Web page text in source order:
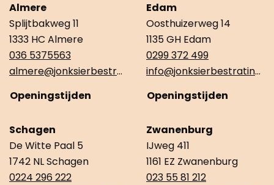
Almere
Splijtbakweg 11
1333 HC Almere
036 5375563
almere@jonksierbestrating.nl
Openingstijden
Edam
Oosthuizerweg 14
1135 GH Edam
0299 372 499
info@jonksierbestrating.nl
Openingstijden
Schagen
De Witte Paal 5
1742 NL Schagen
0224 296 222
Zwanenburg
IJweg 411
1161 EZ Zwanenburg
023 55 81 212